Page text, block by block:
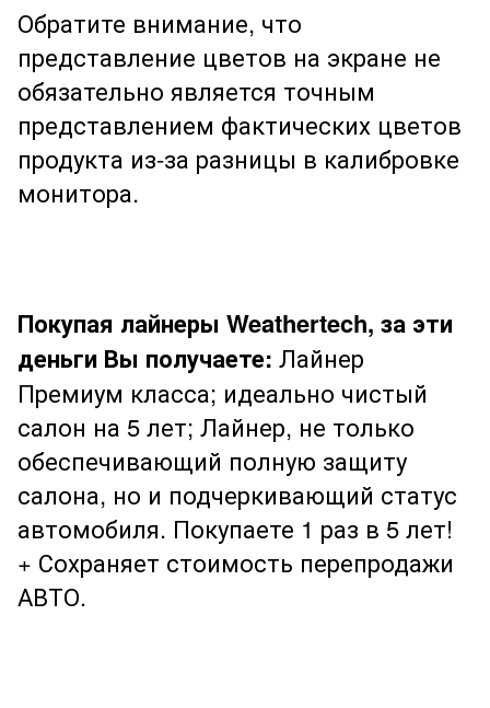
Обратите внимание, что
представление цветов на экране не
обязательно является точным
представлением фактических цветов
продукта из-за разницы в калибровке
монитора.
Покупая лайнеры Weathertech, за эти
деньги Вы получаете: Лайнер
Премиум класса; идеально чистый
салон на 5 лет; Лайнер, не только
обеспечивающий полную защиту
салона, но и подчеркивающий статус
автомобиля. Покупаете 1 раз в 5 лет!
+ Сохраняет стоимость перепродажи
АВТО.